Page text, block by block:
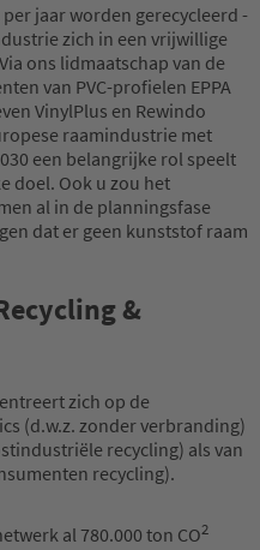
jaar worden gerecycleerd -
zich in een vrijwillige
ons lidmaatschap van de
van PVC-profielen EPPA
VinylPlus en Rewindo
raamindustrie met
een belangrijke rol speelt
doel. Ook u zou het
al in de planningsfase
dat er geen kunststof raam
&
zich op de
(d.w.z. zonder verbranding)
recycling) als van
recycling).
al 780.000 ton CO2